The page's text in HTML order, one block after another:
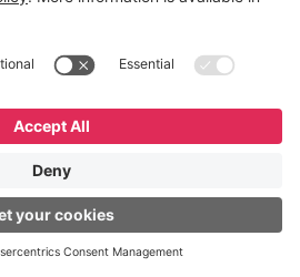
Ribeiro
360°, que permite
Podemos
recondicionar e
à cadeia,